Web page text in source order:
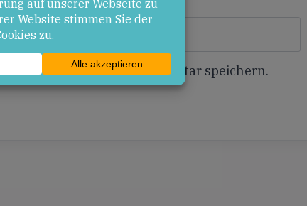
meinen nächsten Kommentar speichern.